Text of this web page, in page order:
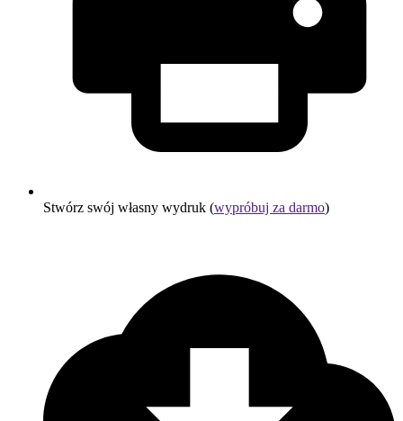
Stwórz swój własny wydruk (wypróbuj za darmo)